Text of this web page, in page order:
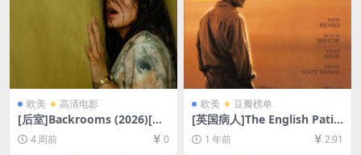
欧美 高清电影
[后室]Backrooms (2026)[百
度网盘+夸克网盘1080P超清
未删减资源][网盘在线播放/下
4 周前 0
欧美 豆瓣榜单
[英国病人]The English Patie
nt (1996)[百度网盘+夸克网盘
1080P超清未删减资源][网盘
1 年前 2.91